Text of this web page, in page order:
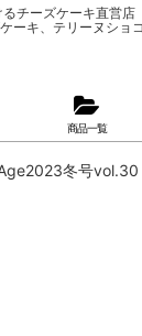
チーズケーキ直営店
ーキ、テリーヌシ
商品一覧
冬号vol.30